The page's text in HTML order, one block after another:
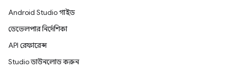
Android Studio গাইড
ডেভেলপার নির্দেশিকা
API রেফারেন্স
Studio ডাউনলোড করুন